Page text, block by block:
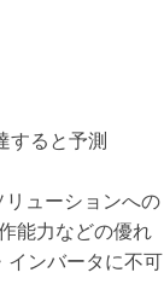
すると予測
ューションへの
能力などの優れ
インバータに不可